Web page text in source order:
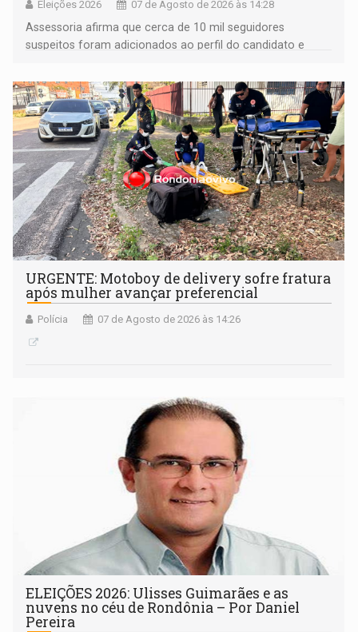
Eleições 2026 07 de Agosto de 2026 às 14:28
Assessoria afirma que cerca de 10 mil seguidores
suspeitos foram adicionados ao perfil do candidato e
remover as contas
URGENTE: Motoboy de delivery sofre fratura
após mulher avançar preferencial
Polícia 07 de Agosto de 2026 às 14:26
ELEIÇÕES 2026: Ulisses Guimarães e as
nuvens no céu de Rondônia – Por Daniel
Pereira